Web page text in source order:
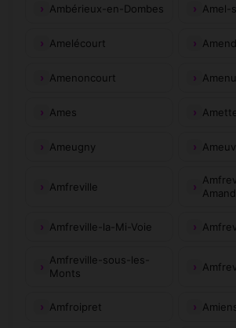
Ambérieux-en-Dombes Amel-
Amelécourt
Amenoncourt
Ames
Ameugny
Amfreville
Amand
Amfreville-la-Mi-Voie
Amfreville-sous-les-
Monts
Amfroipret